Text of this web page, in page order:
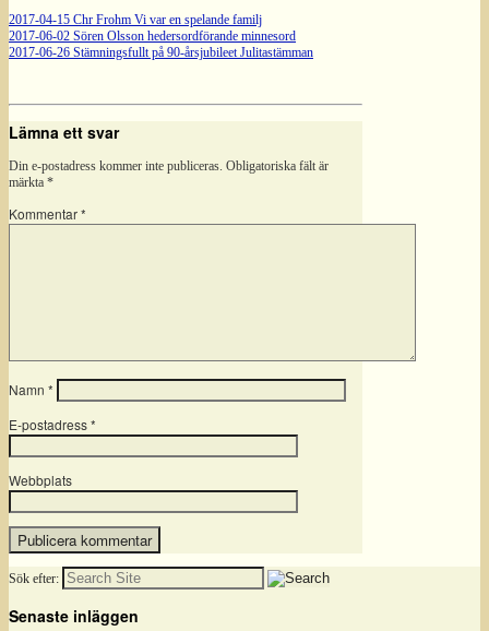
2017-04-15 Chr Frohm Vi var en spelande familj
2017-06-02 Sören Olsson hedersordförande minnesord
2017-06-26 Stämningsfullt på 90-årsjubileet Julitastämman
Lämna ett svar
Din e-postadress kommer inte publiceras. Obligatoriska fält är
märkta *
Kommentar*
Namn *
E-postadress*
Webbplats
Sök efter:
Senaste inläggen